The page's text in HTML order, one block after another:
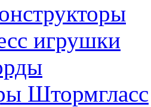
игрушки
Штормгласс